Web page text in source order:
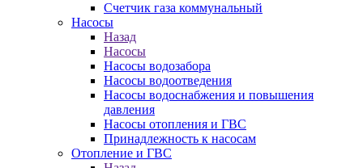
Счетчик газа коммунальный
Насосы
Назад
Насосы
Насосы водозабора
Насосы водоотведения
Насосы водоснабжения и повышения
давления
Насосы отопления и ГВС
Принадлежность к насосам
Отопление и ГВС